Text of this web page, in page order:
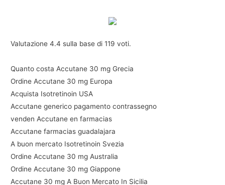
Valutazione4.4 sulla base di119 voti.
Quanto costa Accutane 30 mg Grecia
Ordine Accutane 30 mg Europa
Acquista Isotretinoin USA
Accutane generico pagamento contrassegno
venden Accutane en farmacias
Accutane farmacias guadalajara
A buon mercato Isotretinoin Svezia
Ordine Accutane 30 mg Australia
Ordine Accutane 30 mg Giappone
Accutane 30 mg A Buon Mercato In Sicilia